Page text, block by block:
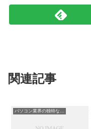
関連記事